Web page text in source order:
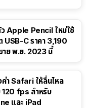
Apple Pencil ใหม่ใช้
USB-C ราคา 3,190
าย พ.ย. 2023 นี้
า Safari ให้ลื่นไหล
120 fps สำหรับ
และ iPad